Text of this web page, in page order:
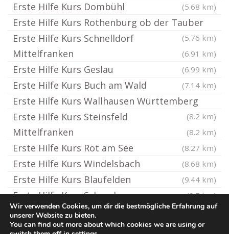
Erste Hilfe Kurs Dombühl (5.68 km)
Erste Hilfe Kurs Rothenburg ob der Tauber
(5.76 km)
Erste Hilfe Kurs Schnelldorf
Mittelfranken
(6.91 km)
Erste Hilfe Kurs Geslau (6.99 km)
Erste Hilfe Kurs Buch am Wald (7.14 km)
Erste Hilfe Kurs Wallhausen Württemberg
(8.2 km)
Erste Hilfe Kurs Steinsfeld
Mittelfranken
(8.2 km)
Erste Hilfe Kurs Rot am See (8.27 km)
Erste Hilfe Kurs Windelsbach (8.68 km)
Erste Hilfe Kurs Blaufelden (9.44 km)
Erste Hilfe Kurs Schrozberg (9.7 km)
© Erste-Hilfe-Kurs.rocks
Wir verwenden Cookies, um dir die bestmögliche Erfahrung auf
unserer Website zu bieten.
You can find out more about which cookies we are using or